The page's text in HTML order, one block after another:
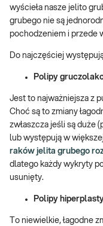
wyścieła nasze jelito
grubego nie są
pochodzeniem i przede
Do najczęściej
Polipy
Jest to najważniejsza z
Choć są to zmiany
zwłaszcza jeśli są duże
lub występują w
raków jelita grubego
dlatego każdy wykryty
usunięty.
Polipy
To niewielkie, łagodne